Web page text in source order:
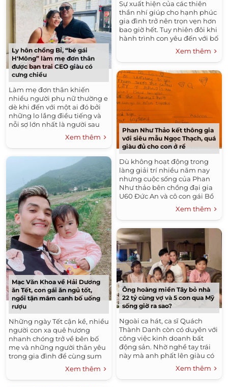
Ly hôn chồng Bỉ, “bé gái
H‘Mông” làm mẹ đơn thân
được bạn trai CEO giàu có
cưng chiều
Làm mẹ đơn thân khiến
nhiều người phụ nữ thường e
dè khi đến với một ai đó bởi
những lo lắng điều tiếng và
nỗi sợ lớn nhất là người sau
không thể yêu thương con
riêng của mình....
Xem thêm
Mạc Văn Khoa về Hải Dương
ăn Tết, con gái ăn ngủ tốt,
ngồi tận mâm canh bố uống
rượu
Những ngày Tết cận kề, nhiều
người con xa quê hương
nhanh chóng trở về bên bố
mẹ và những người thân yêu
trong gia đình để cùng sum
vầy. Tổ ấm nhỏ của danh hài
Mạc Văn Khoa đã 4 năm
chưa...
Xem thêm
Sự xuất hiện của các thiên
thần nhí giúp cho hạnh phúc
gia đình trở nên trọn vẹn hơn
bao giờ hết. Tuy nhiên đôi khi
hành trình con yêu đến với bố
mẹ của một số gia đình sao
Xem thêm
Phan Như Thảo kết thông gia
với siêu mẫu Ngọc Thạch, quá
giàu đủ cho con ở rể
Dù không hoạt động trong
làng giải trí nhiều năm nay
nhưng cuộc sống của Phan
Như thảo bên chồng đại gia
U60 Đức An và cô con gái Bồ
Câu vẫn luôn nhận được sự
quan tâm của mọi người....
Xem thêm
Ông hoàng miền Tây bỏ nhà
22 tỷ cùng vợ và 5 con qua Mỹ
sống giờ ra sao?
Ngoài ca hát, ca sĩ Quách
Thành Danh còn có duyên với
công việc kinh doanh bất
động sản. Nhờ nghề tay trái
này mà anh phất lên giàu có
khủng khiếp. Tại Việt Nam,
anh từng sinh sống trong căn
biệt...
Xem thêm